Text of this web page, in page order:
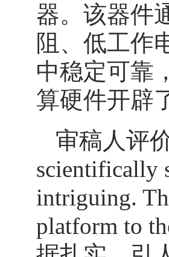
器。该器件
阻、低工作
中稳定可靠
算硬件开辟
审稿人评
scientifically
intriguing.
platform to